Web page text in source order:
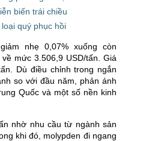
biến trái chiều
quý phục hồi
nhẹ 0,07% xuống còn
mức 3.506,9 USD/tấn. Giá
Dù điều chỉnh trong ngắn
so với đầu năm, phản ánh
Quốc và một số nền kinh
nhờ nhu cầu từ ngành sản
khi đó, molypden đi ngang